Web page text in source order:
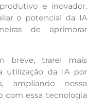
e inovador.
o potencial da IA
de aprimorar
breve, trarei mais
utilização da IA por
ampliando nossa
com essa tecnologia